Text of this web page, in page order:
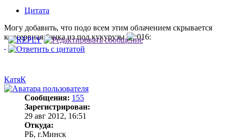
Цитата
Могу добавить, что подо всем этим облачением скрывается
консервная банка из под кукурузы
КатяК
Сообщения: 155
Зарегистрирован:
29 авг 2012, 16:51
Откуда:
РБ, г.Минск